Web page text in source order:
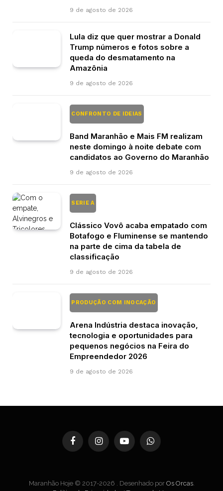
9 de agosto de 2026
Lula diz que quer mostrar a Donald
Trump números e fotos sobre a
queda do desmatamento na
Amazônia
9 de agosto de 2026
CONFRONTO DE IDEIAS
Band Maranhão e Mais FM realizam
neste domingo à noite debate com
candidatos ao Governo do Maranhão
9 de agosto de 2026
SERIE A
Clássico Vovô acaba empatado com
Botafogo e Fluminense se mantendo
na parte de cima da tabela de
classificação
9 de agosto de 2026
PRODUÇÃO COM INOCAÇÃO
Arena Indústria destaca inovação,
tecnologia e oportunidades para
pequenos negócios na Feira do
Empreendedor 2026
9 de agosto de 2026
FacebookInstagramYouTubeWhatsApp
Maranhão Hoje © 2017-2026 . Desenhado por Os Orcas.